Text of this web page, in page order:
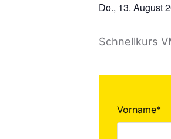
Do., 13. August
Schnellkurs
Vorname*